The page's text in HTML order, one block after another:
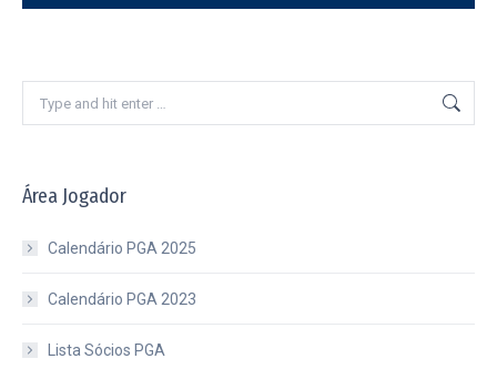
Área Jogador
Calendário PGA 2025
Calendário PGA 2023
Lista Sócios PGA